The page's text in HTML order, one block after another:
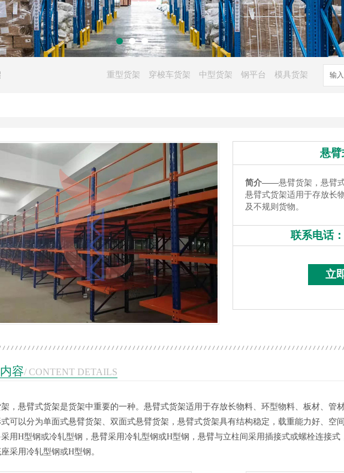
重型货架 穿梭车货架 中型货架 钢平台 模具货架
层板
悬臂
简介——悬臂货架，悬臂
悬臂式货架适用于存放长
及不规则货物。
联系电话：
立
容/ CONTENT DETAILS
，悬臂式货架是货架中重要的一种。悬臂式货架适用于存放长物料、环型物料、板材、管
可以分为单面式悬臂货架、双面式悬臂货架，悬臂式货架具有结构稳定，载重能力好、空
用H型钢或冷轧型钢，悬臂采用冷轧型钢或H型钢，悬臂与立柱间采用插接式或螺栓连接
采用冷轧型钢或H型钢。